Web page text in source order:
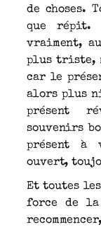
de choses.
que répit.
vraiment,
plus triste,
car le
alors plus
présent
souvenirs
présent à
ouvert,
Et toutes
force de la